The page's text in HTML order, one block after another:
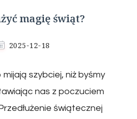
magię świąt?
2025-12-18
szybciej, niż byśmy
nas z poczuciem
świątecznej